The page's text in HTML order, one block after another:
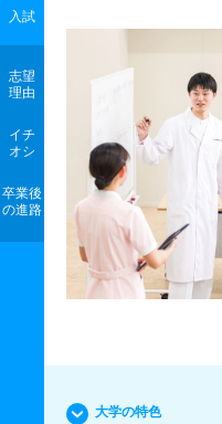
入試
志望
理由
イチ
オシ
卒業後
の進路
大学の特色